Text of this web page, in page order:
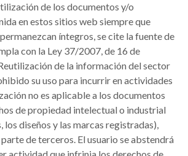
de los documentos y/o
en estos sitios web siempre que
íntegros, se cite la fuente de
con la Ley 37/2007, de 16 de
de la información del sector
su uso para incurrir en actividades
no es aplicable a los documentos
de propiedad intelectual o industrial
los diseños y las marcas registradas),
de terceros. El usuario se abstendrá